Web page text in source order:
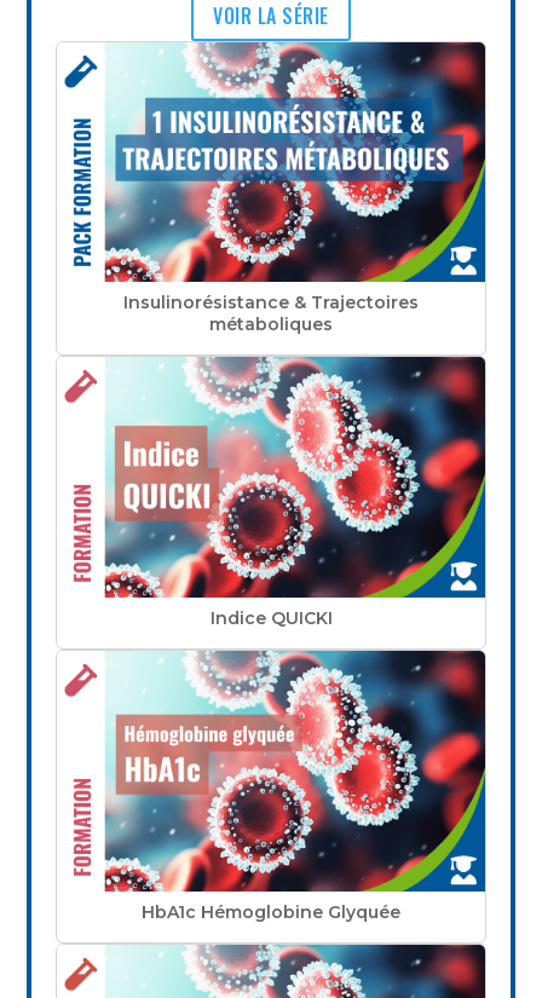
VOIR LA SÉRIE
Insulinorésistance & Trajectoires
métaboliques
Indice QUICKI
HbA1c Hémoglobine Glyquée